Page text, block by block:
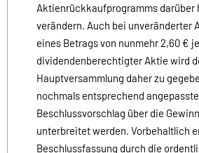
Aktienrückkaufprogramms darüber
verändern. Auch bei unveränderter
eines Betrags von nunmehr 2,60 € je
dividendenberechtigter Aktie wird
Hauptversammlung daher zu
nochmals entsprechend
Beschlussvorschlag über die
unterbreitet werden. Vorbehaltlich
Beschlussfassung durch die